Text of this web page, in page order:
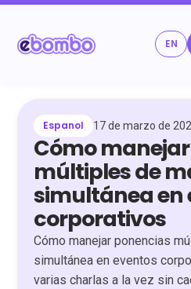
EN
Espanol 17 de marzo de
Cómo
múltiples de
simultánea en
corporativos
Cómo manejar ponencias
simultánea en eventos
varias charlas a la vez sin